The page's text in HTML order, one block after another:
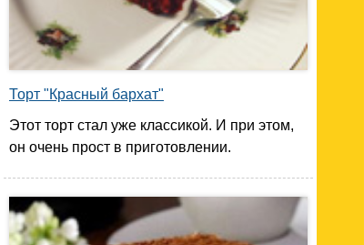
Торт "Красный бархат"
Этот торт стал уже классикой. И при этом,
он очень прост в приготовлении.